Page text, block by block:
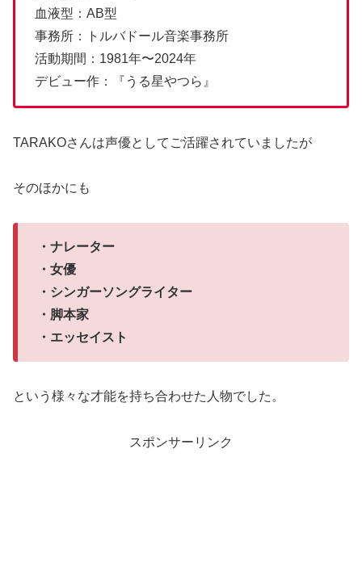
血液型：AB型
事務所：トルバドール音楽事務所
活動期間：1981年〜2024年
デビュー作：『うる星やつら』
TARAKOさんは声優としてご活躍されていましたが
そのほかにも
・ナレーター
・女優
・シンガーソングライター
・脚本家
・エッセイスト
という様々な才能を持ち合わせた人物でした。
スポンサーリンク